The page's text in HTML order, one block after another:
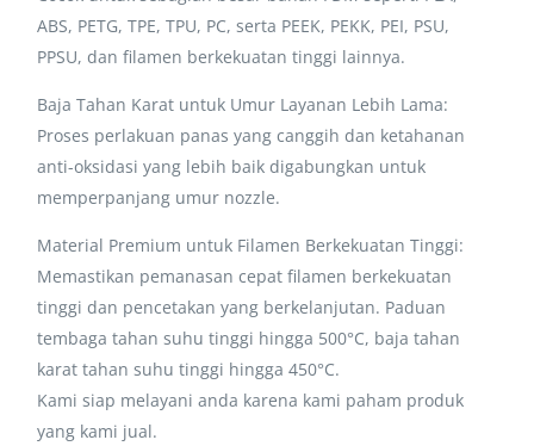
ABS, PETG, TPE, TPU, PC, serta PEEK, PEKK, PEI, PSU,
PPSU, dan filamen berkekuatan tinggi lainnya.
Baja Tahan Karat untuk Umur Layanan Lebih Lama:
Proses perlakuan panas yang canggih dan ketahanan
anti-oksidasi yang lebih baik digabungkan untuk
memperpanjang umur nozzle.
Material Premium untuk Filamen Berkekuatan Tinggi:
Memastikan pemanasan cepat filamen berkekuatan
tinggi dan pencetakan yang berkelanjutan. Paduan
tembaga tahan suhu tinggi hingga 500°C, baja tahan
karat tahan suhu tinggi hingga 450°C.
Kami siap melayani anda karena kami paham produk
yang kami jual.